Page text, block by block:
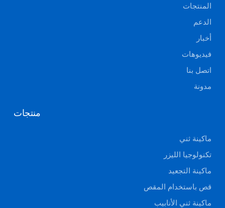
المنتجات
الدعم
أخبار
فيديوهات
اتصل بنا
مدونة
منتجات
ماكينة ثني
تكنولوجيا الليزر
ماكينة التجعيد
قص باستخدام المقص
ماكينة ثني الأنابيب